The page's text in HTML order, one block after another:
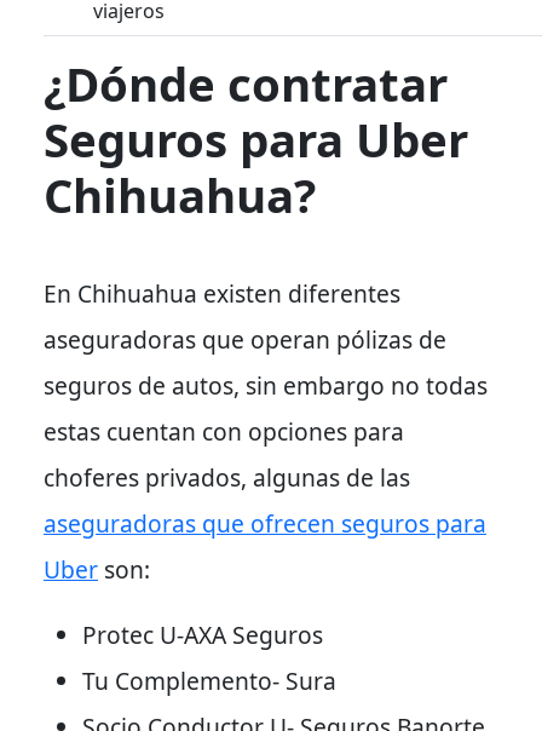
viajeros
¿Dónde contratar
Seguros para Uber
Chihuahua?
En Chihuahua existen diferentes
aseguradoras que operan pólizas de
seguros de autos, sin embargo no todas
estas cuentan con opciones para
choferes privados, algunas de las
aseguradoras que ofrecen seguros para
Uber son:
Protec U-AXA Seguros
Tu Complemento- Sura